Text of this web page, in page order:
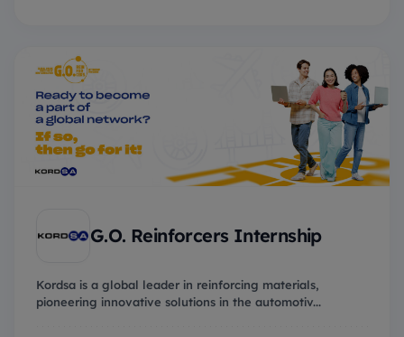
G.O. Reinforcers Internship
Kordsa is a global leader in reinforcing materials,
pioneering innovative solutions in the automotiv...